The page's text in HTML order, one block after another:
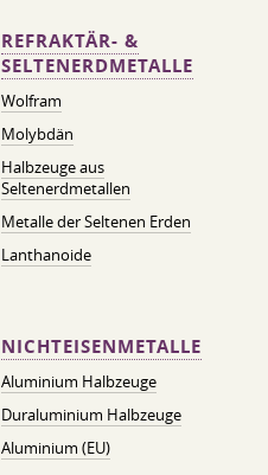
REFRAKTÄR- &
SELTENERDMETALLE
Wolfram
Molybdän
Halbzeuge aus
Seltenerdmetallen
Metalle der Seltenen Erden
Lanthanoide
NICHTEISENMETALLE
Aluminium Halbzeuge
Duraluminium Halbzeuge
Aluminium (EU)